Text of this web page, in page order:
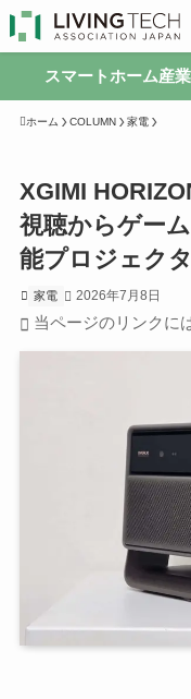
スマートホーム産
ホーム COLUMN 家電
XGIMI
視聴からゲー
能プロジェク
家電 2026年7月8日
当ページのリンクに